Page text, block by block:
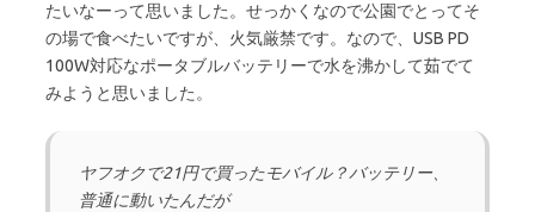
たいなーって思いました。せっかくなので公園でとってそ
の場で食べたいですが、火気厳禁です。なので、USB PD
100W対応なポータブルバッテリーで水を沸かして茹でて
みようと思いました。
ヤフオクで21円で買ったモバイル？バッテリー、
普通に動いたんだが